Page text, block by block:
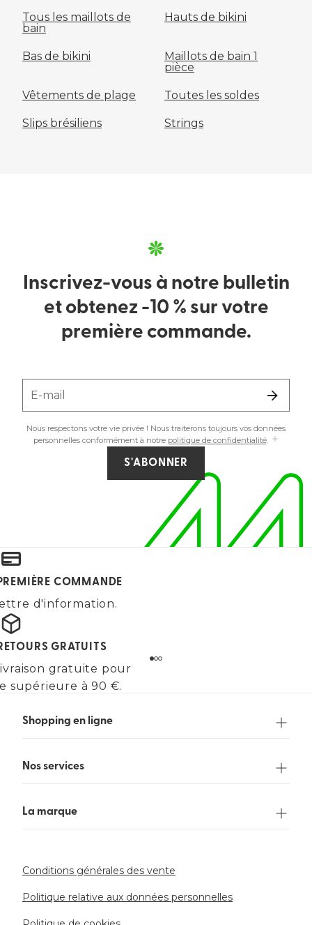
Tous les maillots de
bain
Hauts de bikini
Bas de bikini
Maillots de bain 1
pièce
Vêtements de plage Toutes les soldes
Slips brésiliens Strings
Inscrivez-vous à notre bulletin
et obtenez -10 % sur votre
première commande.
E-mail
Nous respectons votre vie privée ! Nous traiterons toujours vos données
personnelles conformément à notre politique de confidentialité.
S'ABONNER
COMMANDE
d'information.
GRATUITS
gratuite pour
supérieure à 90 €.
Shopping en ligne
Nos services
La marque
Conditions générales des vente
Politique relative aux données personnelles